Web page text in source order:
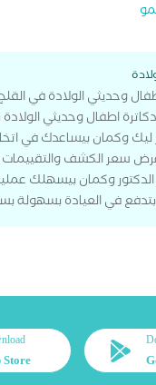
وحديثي الولادة في
اطفال وحديثي
وكمان بيساعدك في
سعر الكشف والتقييمات
وكمان بيسهلك
في العيادة بسهولة
Store